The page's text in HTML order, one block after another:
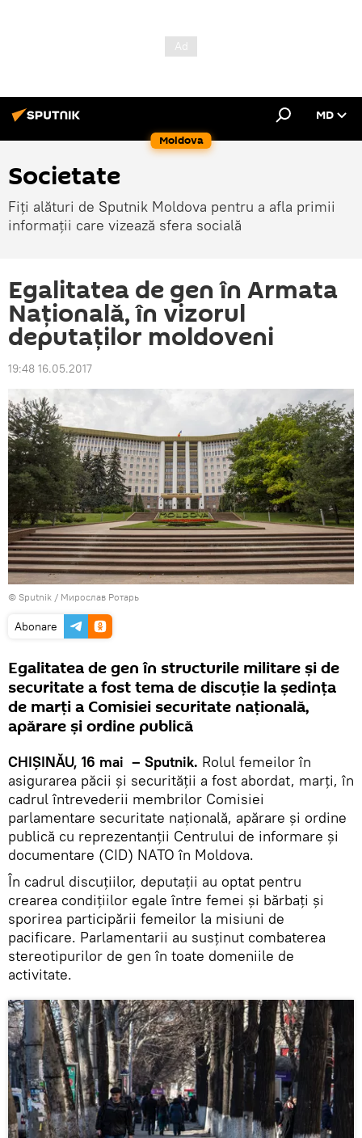
Moldova
MD
Societate
Fiți alături de Sputnik Moldova pentru a afla primii
informații care vizează sfera socială
Egalitatea de gen în Armata
Națională, în vizorul
deputaților moldoveni
19:48 16.05.2017
© Sputnik / Мирослав Ротарь
Abonare
Egalitatea de gen în structurile militare și de
securitate a fost tema de discuție la ședința
de marți a Comisiei securitate națională,
apărare și ordine publică
CHIȘINĂU, 16 mai – Sputnik. Rolul femeilor în
asigurarea păcii și securității a fost abordat, marți, în
cadrul întrevederii membrilor Comisiei
parlamentare securitate națională, apărare și ordine
publică cu reprezentanții Centrului de informare și
documentare (CID) NATO în Moldova.
În cadrul discuțiilor, deputații au optat pentru
crearea condițiilor egale între femei și bărbați și
sporirea participării femeilor la misiuni de
pacificare. Parlamentarii au susținut combaterea
stereotipurilor de gen în toate domeniile de
activitate.